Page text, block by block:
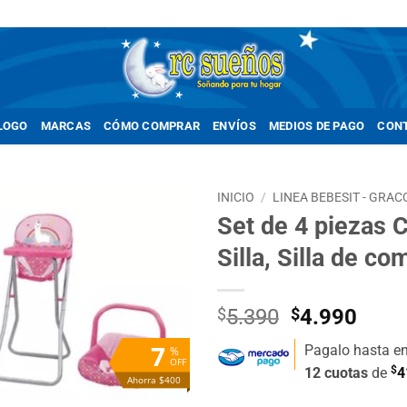
MARCAS CÓMO COMPRAR ENVÍOS MEDIOS DE PAGO
%
OFF
7
Ahorra $400
INICIO / LINEA BEBESIT -
Set de 4 piezas
Silla, Silla de
$5.390 El
precio
original
era:
$4.990
actual
es:
Pagalo hasta en
12 cuotas de $